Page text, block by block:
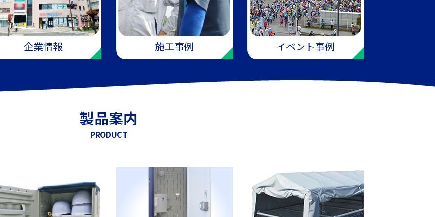
企業情報 施工事例 イベント事例
製品案内
PRODUCT